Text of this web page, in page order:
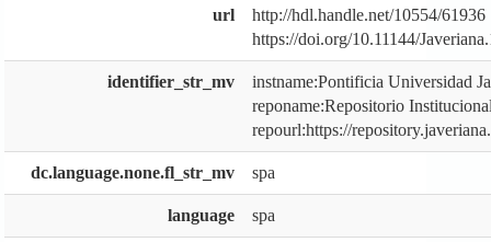
url
http://hdl.handle.net/10554/61936
https://doi.org/10.11144/
identifier_str_mv
instname:Pontificia Universidad
reponame:Repositorio
repourl:https://
dc.language.none.fl_str_mv spa
language spa